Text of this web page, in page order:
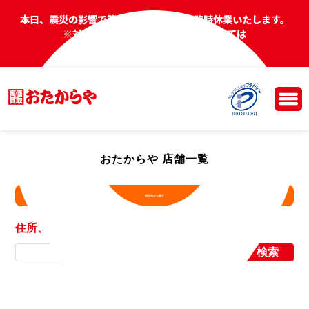
本日、震災の影響で熊本県の一部店舗を臨時休業いたします。
※対象店舗や、明日以降の営業については
コールセンターへお問い合わせください。
おたからや 店舗一覧
現在地から探す
住所、店舗名から探す
検索